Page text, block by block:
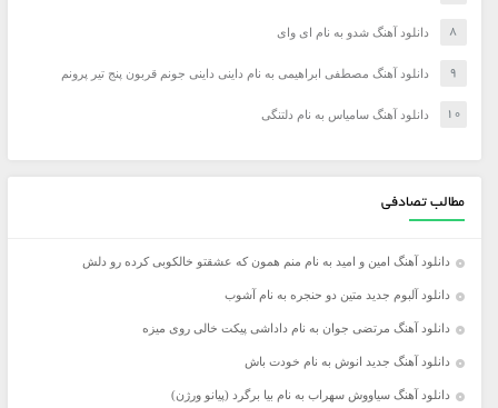
دانلود آهنگ شدو به نام ای وای
دانلود آهنگ مصطفی ابراهیمی به نام داینی داینی جونم قربون پنج تیر پرونم
دانلود آهنگ سامیاس به نام دلتنگی
مطالب تصادفی
دانلود آهنگ امین و امید به نام منم همون که عشقتو خالکوبی کرده رو دلش
دانلود آلبوم جدید متین دو حنجره به نام آشوب
دانلود آهنگ مرتضی جوان به نام داداشی پیکت خالی روی میزه
دانلود آهنگ جدید انوش به نام خودت باش
دانلود آهنگ سیاووش سهراب به نام بیا برگرد (پیانو ورژن)